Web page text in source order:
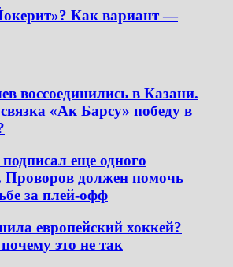
Как вариант —
воссоединились в Казани.
«Ак Барсу» победу в
еще одного
Проворов должен помочь
за плей-офф
европейский хоккей?
это не так